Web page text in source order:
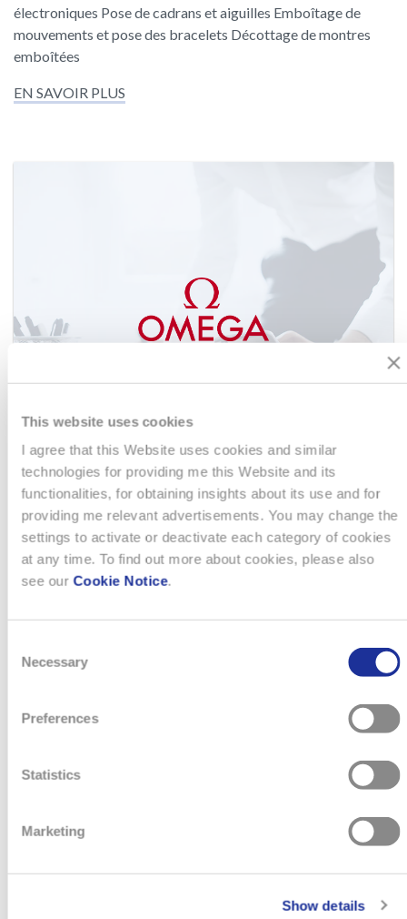
This website uses cookies
I agree that this Website uses cookies and similar
technologies for providing me this Website and its
functionalities, for obtaining insights about its use and for
providing me relevant advertisements. You may change the
settings to activate or deactivate each category of cookies
at any time. To find out more about cookies, please also
see our Cookie Notice.
Selection
Necessary
Preferences
Statistics
Marketing
Show details
électroniques Pose de cadrans et aiguilles Emboîtage de
mouvements et pose des bracelets Décottage de montres
emboîtées
EN SAVOIR PLUS
APPRENTISSAGE EMPLOYÉ·E DE
COMMERCE CFC
Mener à bien diverses tâches d’assistance administratives et
organisationnelles (tenue d’agenda, rédaction de la
EN SAVOIR PLUS